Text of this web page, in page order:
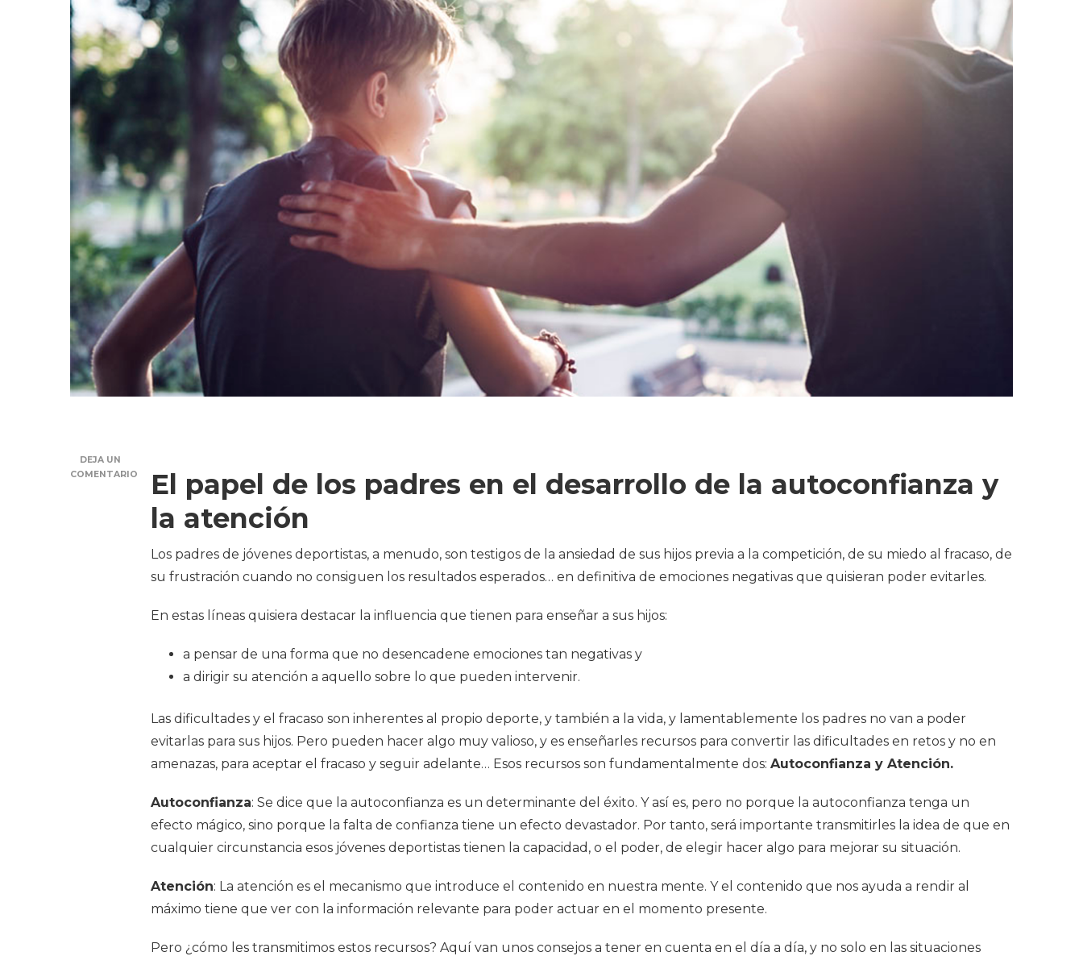
DEJA UN
COMENTARIO
El papel de los padres en el desarrollo de la autoconfianza y
la atención
Los padres de jóvenes deportistas, a menudo, son testigos de la ansiedad de sus hijos previa a la competición, de su miedo al fracaso, de
su frustración cuando no consiguen los resultados esperados… en definitiva de emociones negativas que quisieran poder evitarles.
En estas líneas quisiera destacar la influencia que tienen para enseñar a sus hijos:
a pensar de una forma que no desencadene emociones tan negativas y
a dirigir su atención a aquello sobre lo que pueden intervenir.
Las dificultades y el fracaso son inherentes al propio deporte, y también a la vida, y lamentablemente los padres no van a poder
evitarlas para sus hijos. Pero pueden hacer algo muy valioso, y es enseñarles recursos para convertir las dificultades en retos y no en
amenazas, para aceptar el fracaso y seguir adelante… Esos recursos son fundamentalmente dos: Autoconfianza y Atención.
Autoconfianza: Se dice que la autoconfianza es un determinante del éxito. Y así es, pero no porque la autoconfianza tenga un
efecto mágico, sino porque la falta de confianza tiene un efecto devastador. Por tanto, será importante transmitirles la idea de que en
cualquier circunstancia esos jóvenes deportistas tienen la capacidad, o el poder, de elegir hacer algo para mejorar su situación.
Atención: La atención es el mecanismo que introduce el contenido en nuestra mente. Y el contenido que nos ayuda a rendir al
máximo tiene que ver con la información relevante para poder actuar en el momento presente.
Pero ¿cómo les transmitimos estos recursos? Aquí van unos consejos a tener en cuenta en el día a día, y no solo en las situaciones